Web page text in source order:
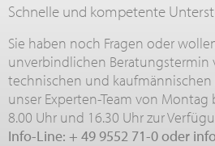
Schnelle und kompetente
Sie haben noch Fragen oder
unverbindlichen Beratungstermin
technischen und kaufmännischen
unser Experten-Team von Montag
8.00 Uhr und 16.30 Uhr zur
Info-Line: + 49 9552 71-0oder